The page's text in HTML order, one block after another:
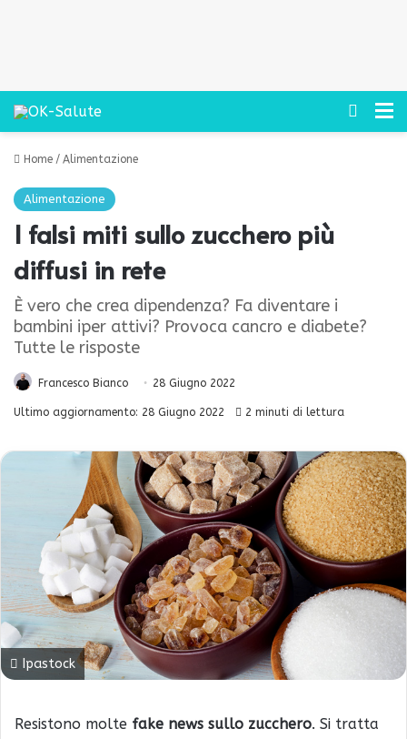
Cerca
Home / Alimentazione
Alimentazione
I falsi miti sullo zucchero più
diffusi in rete
È vero che crea dipendenza? Fa diventare i
bambini iper attivi? Provoca cancro e diabete?
Tutte le risposte
Francesco Bianco 28 Giugno 2022
Ultimo aggiornamento: 28 Giugno 2022 2 minuti di lettura
Ipastock
Resistono molte fake news sullo zucchero. Si tratta